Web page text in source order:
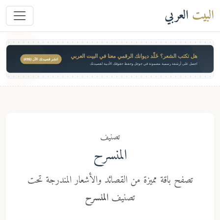
ديوانك الرقمي معنا في البيت العربي
في جوجل وحفظ حقوقك الأدبية لقصيدتك
انشر قصيدتك الآن ($49)
من القصائد والأشعار المندرجة تحت